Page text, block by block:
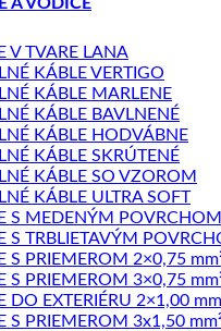
V TVARE LANA
KÁBLE VERTIGO
KÁBLE MARLENE
KÁBLE BAVLNENÉ
KÁBLE HODVÁBNE
KÁBLE SKRÚTENÉ
KÁBLE SO VZOROM
KÁBLE ULTRA SOFT
S MEDENÝM POVRCHOM
S TRBLIETAVÝM
S PRIEMEROM 2×0,75
S PRIEMEROM 3×0,75
DO EXTERIÉRU 2×1,00
S PRIEMEROM 3x1,50